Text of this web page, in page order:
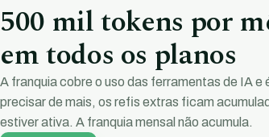
500 mil tokens por
em todos os planos
A franquia cobre o uso das ferramentas de IA e
precisar de mais, os refis extras ficam
estiver ativa. A franquia mensal não acumula.